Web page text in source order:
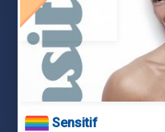
Sensitif